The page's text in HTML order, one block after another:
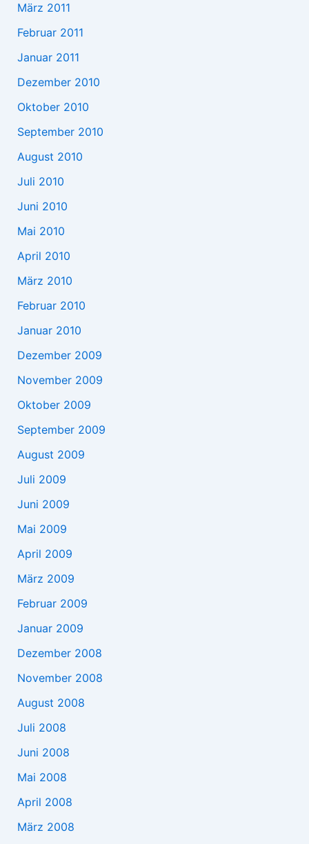
März 2011
Februar 2011
Januar 2011
Dezember 2010
Oktober 2010
September 2010
August 2010
Juli 2010
Juni 2010
Mai 2010
April 2010
März 2010
Februar 2010
Januar 2010
Dezember 2009
November 2009
Oktober 2009
September 2009
August 2009
Juli 2009
Juni 2009
Mai 2009
April 2009
März 2009
Februar 2009
Januar 2009
Dezember 2008
November 2008
August 2008
Juli 2008
Juni 2008
Mai 2008
April 2008
März 2008